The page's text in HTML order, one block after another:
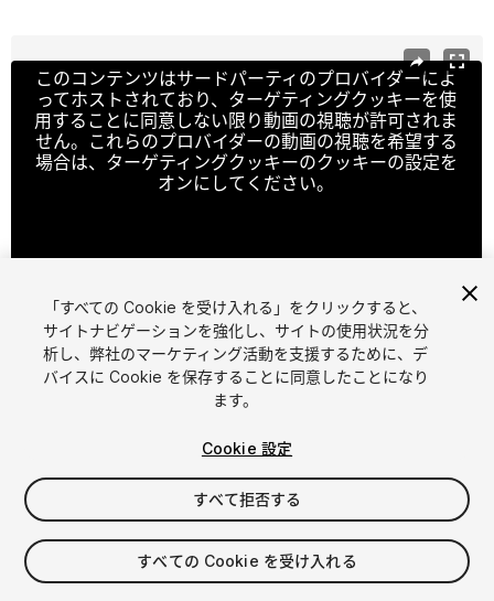
このコンテンツはサードパーティのプロバイダーによ
ってホストされており、ターゲティングクッキーを使
用することに同意しない限り動画の視聴が許可されま
せん。これらのプロバイダーの動画の視聴を希望する
場合は、ターゲティングクッキーのクッキーの設定を
オンにしてください。
1 /3
$15
シート 1
「すべての Cookie を受け入れる」をクリックすると、
サイトナビゲーションを強化し、サイトの使用状況を分
析し、弊社のマーケティング活動を支援するために、デ
バイスに Cookie を保存することに同意したことになり
ます。
Cookie 設定
すべて拒否する
すべての Cookie を受け入れる